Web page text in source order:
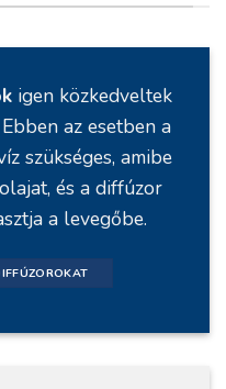
igen közkedveltek
az esetben a
szükséges, amibe
és a diffúzor
a levegőbe.